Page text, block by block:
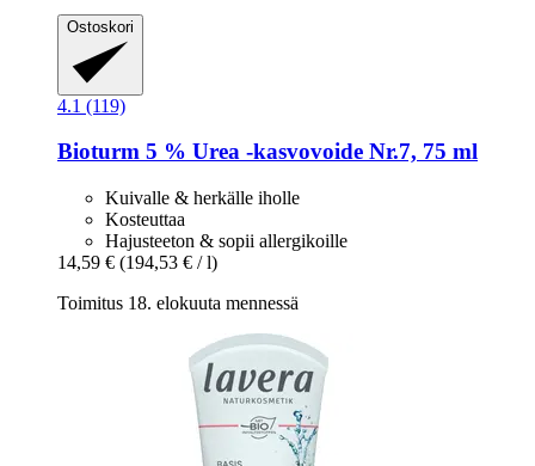
Ostoskori
4.1 (119)
Bioturm 5 % Urea -​kasvovoide Nr.7, 75 ml
Kuivalle & herkälle iholle
Kosteuttaa
Hajusteeton & sopii allergikoille
14,59 € (194,53 € / l)
Toimitus 18. elokuuta mennessä